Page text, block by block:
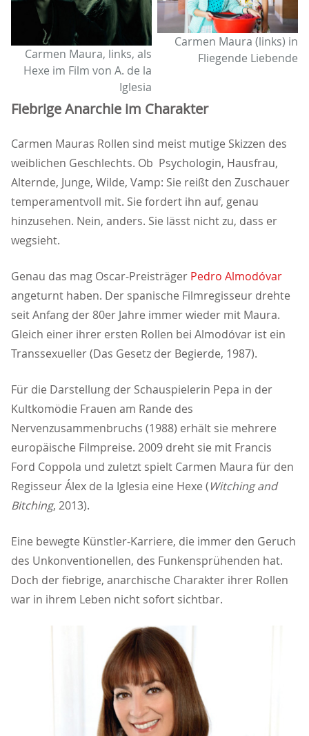
Carmen Maura, links, als
Hexe im Film von A. de la
Iglesia
Carmen Maura (links) in
Fliegende Liebende
Fiebrige Anarchie im Charakter
Carmen Mauras Rollen sind meist mutige Skizzen des
weiblichen Geschlechts. Ob Psychologin, Hausfrau,
Alternde, Junge, Wilde, Vamp: Sie reißt den Zuschauer
temperamentvoll mit. Sie fordert ihn auf, genau
hinzusehen. Nein, anders. Sie lässt nicht zu, dass er
wegsieht.
Genau das mag Oscar-Preisträger Pedro Almodóvar
angeturnt haben. Der spanische Filmregisseur drehte
seit Anfang der 80er Jahre immer wieder mit Maura.
Gleich einer ihrer ersten Rollen bei Almodóvar ist ein
Transsexueller (Das Gesetz der Begierde, 1987).
Für die Darstellung der Schauspielerin Pepa in der
Kultkomödie Frauen am Rande des
Nervenzusammenbruchs (1988) erhält sie mehrere
europäische Filmpreise. 2009 dreht sie mit Francis
Ford Coppola und zuletzt spielt Carmen Maura für den
Regisseur Álex de la Iglesia eine Hexe (Witching and
Bitching, 2013).
Eine bewegte Künstler-Karriere, die immer den Geruch
des Unkonventionellen, des Funkensprühenden hat.
Doch der fiebrige, anarchische Charakter ihrer Rollen
war in ihrem Leben nicht sofort sichtbar.